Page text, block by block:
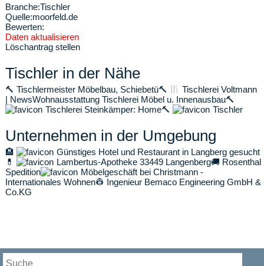
Branche:Tischler
Quelle:moorfeld.de
Bewerten:
Daten aktualisieren
Löschantrag stellen
Tischler in der Nähe
🔨 Tischlermeister Möbelbau, Schiebetü🔨
Tischlerei Voltmann
| NewsWohnausstattung Tischlerei Möbel u. Innenausbau🔨
Tischlerei Steinkämper: Home🔨 Tischler
Unternehmen in der Umgebung
🏨
Günstiges Hotel und Restaurant in Langberg gesucht
💊
Lambertus-Apotheke 33449 Langenberg🚚 Rosenthal
Spedition
Möbelgeschäft bei Christmann -
Internationales Wohnen👷 Ingenieur Bemaco Engineering GmbH &
Co.KG